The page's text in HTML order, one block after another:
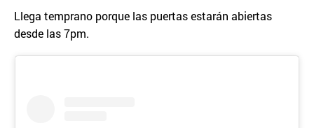
Llega temprano porque las puertas estarán abiertas
desde las 7pm.